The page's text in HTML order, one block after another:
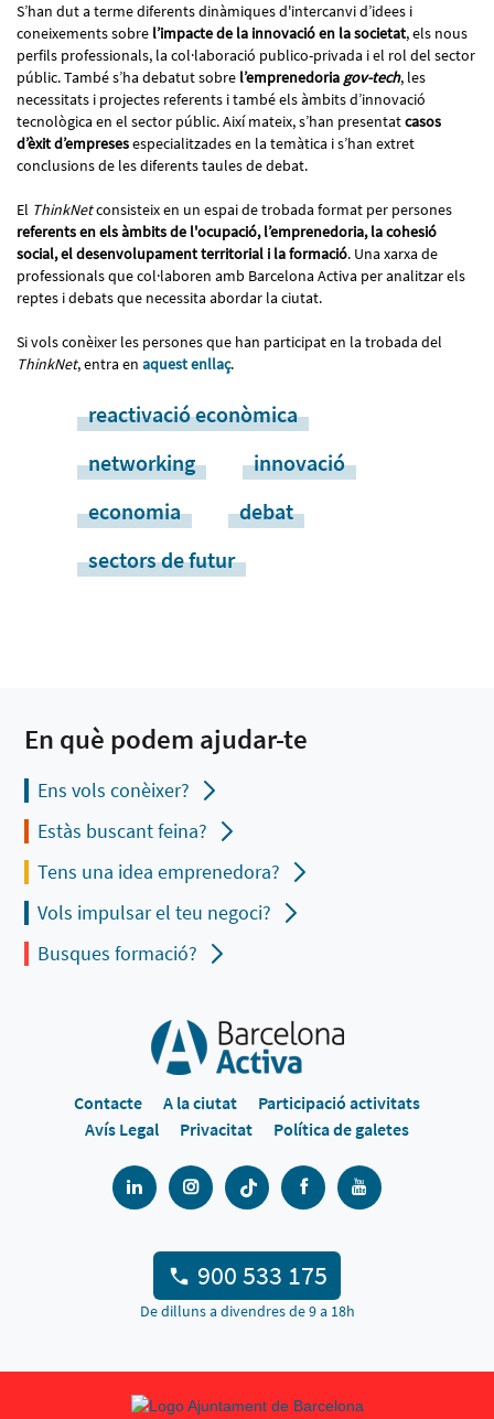
S’han dut a terme diferents dinàmiques d'intercanvi d’idees i
coneixements sobre l’impacte de la innovació en la societat, els nous
perfils professionals, la col·laboració publico-privada i el rol del sector
públic. També s’ha debatut sobre l’emprenedoria gov-tech, les
necessitats i projectes referents i també els àmbits d’innovació
tecnològica en el sector públic. Així mateix, s’han presentatcasos
d’èxit d’empresesespecialitzades en la temàtica i s’han extret
conclusions de les diferents taules de debat.
El ThinkNetconsisteix en un espai de trobada format per persones
referents en els àmbits de l'ocupació, l’emprenedoria, la cohesió
social, el desenvolupament territorial i la formació. Una xarxa de
professionals que col·laboren amb Barcelona Activa per analitzar els
reptes i debats que necessita abordar la ciutat.
Si vols conèixer les persones que han participat en la trobada del
ThinkNet, entra en aquest enllaç.
reactivació econòmica
networking
innovació
economia
debat
sectors de futur
En què podem ajudar-te
Ens vols conèixer?
Estàs buscant feina?
Tens una idea emprenedora?
Vols impulsar el teu negoci?
Busques formació?
Contacte A la ciutat
Participació activitats
Avís Legal
Privacitat Política de galetes
900 533 175
De dilluns a divendres de 9 a 18h